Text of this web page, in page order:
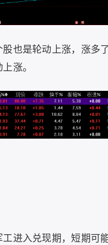
也是轮动上涨，涨多
涨。
工进入兑现期，短期可